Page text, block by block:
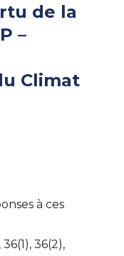
de la
–
Climat
à ces
36(2),